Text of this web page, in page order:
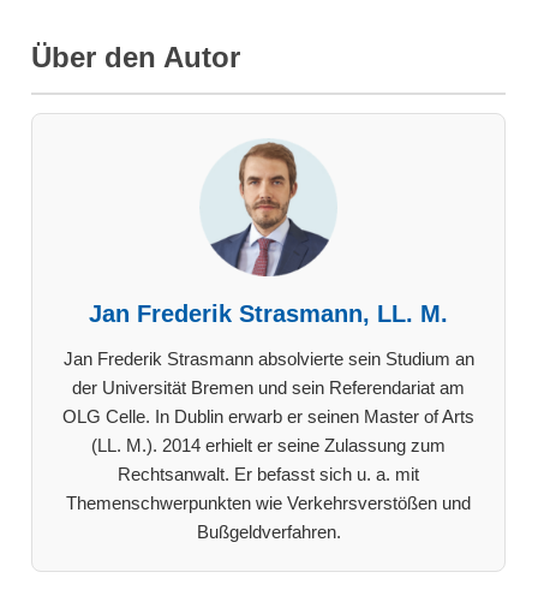
Über den Autor
Jan Frederik Strasmann, LL. M.
Jan Frederik Strasmann absolvierte sein Studium an
der Universität Bremen und sein Referendariat am
OLG Celle. In Dublin erwarb er seinen Master of Arts
(LL. M.). 2014 erhielt er seine Zulassung zum
Rechtsanwalt. Er befasst sich u. a. mit
Themenschwerpunkten wie Verkehrsverstößen und
Bußgeldverfahren.